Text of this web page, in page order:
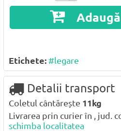
Adaugă
Etichete: #legare
Detalii transport
Coletul cântărește 11kg
Livrarea prin curier în , jud.
schimba localitatea